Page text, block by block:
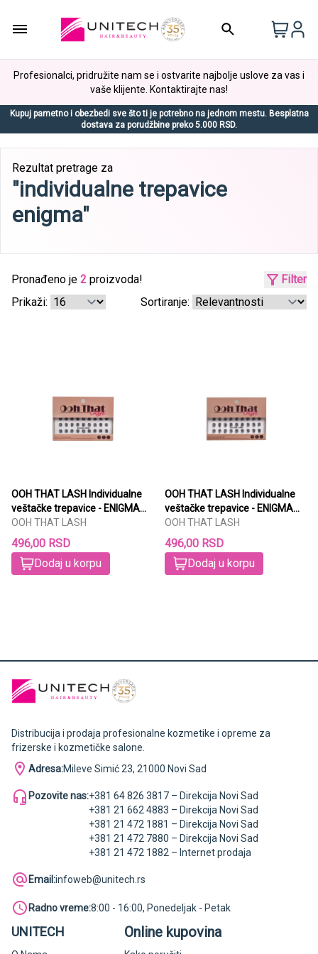
Profesionalci, pridružite nam se i ostvarite najbolje uslove za vas i
vaše klijente. Kontaktirajte nas!
Kupuj pametno i obezbedi sve što ti je potrebno na jednom mestu. Besplatna
dostava za porudžbine preko 5.000 RSD.
Rezultat pretrage za
"individualne trepavice
enigma"
Pronađeno je 2 proizvoda!
Filter
Prikaži:
Sortiranje:
OOH THAT LASH Individualne
veštačke trepavice - ENIGMA
8mm
OOH THAT LASH
496,00 RSD
Dodaj u korpu
OOH THAT LASH Individualne
veštačke trepavice - ENIGMA
10mm
OOH THAT LASH
496,00 RSD
Dodaj u korpu
Distribucija i prodaja profesionalne kozmetike i opreme za
frizerske i kozmetičke salone.
Adresa:Mileve Simić 23, 21000 Novi Sad
Pozovite nas:+381 64 826 3817 – Direkcija Novi Sad
+381 21 662 4883 – Direkcija Novi Sad
+381 21 472 1881 – Direkcija Novi Sad
+381 21 472 7880 – Direkcija Novi Sad
+381 21 472 1882 – Internet prodaja
Email:infoweb@unitech.rs
Radno vreme:8:00 - 16:00, Ponedeljak - Petak
UNITECH Online kupovina